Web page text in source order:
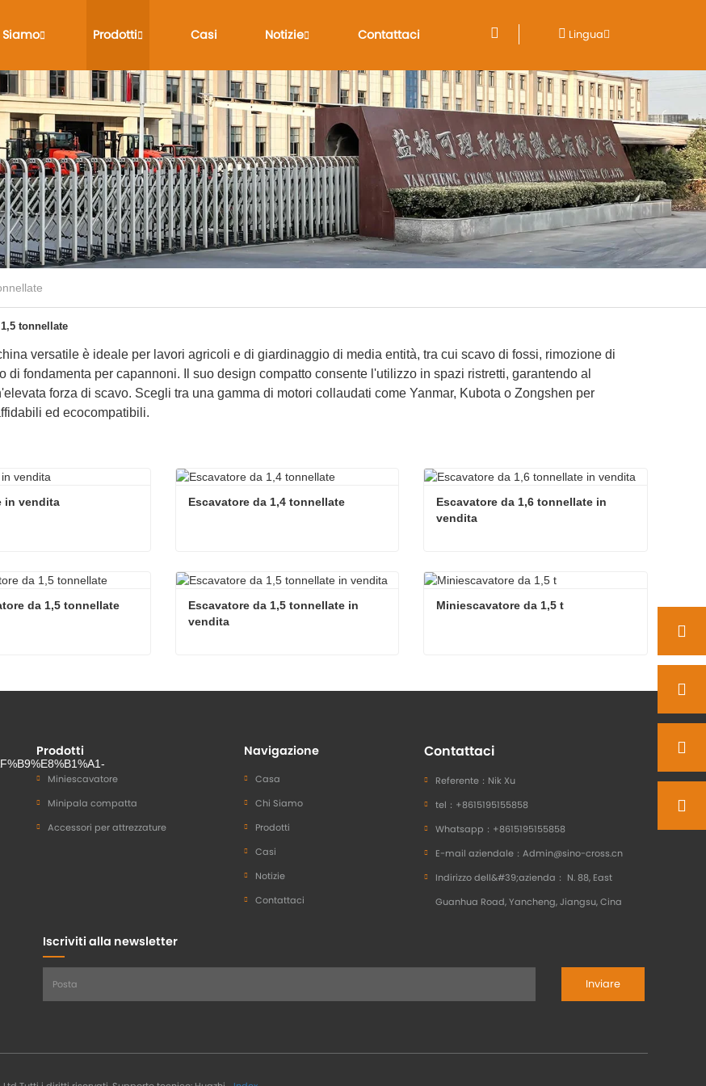
Prodotti Casi Notizie Contattaci Lingua
tonnellate
versatile è ideale per lavori agricoli e di giardinaggio di media entità, tra cui scavo di fossi, rimozione di
di fondamenta per capannoni. Il suo design compatto consente l'utilizzo in spazi ristretti, garantendo al
forza di scavo. Scegli tra una gamma di motori collaudati come Yanmar, Kubota o Zongshen per
ed ecocompatibili.
in vendita
vendita
Escavatore da 1,4 tonnellate
Escavatore da 1,4 tonnellate
Escavatore da 1,6 tonnellate in
vendita
da 1,5 tonnellate
Escavatore da 1,5 tonnellate in
vendita
Contatta ora
Miniescavatore da 1,5 t
Contatta ora
Prodotti
Miniescavatore
Minipala compatta
Accessori per attrezzature
Navigazione
Casa
Chi Siamo
Prodotti
Casi
Notizie
Contattaci
Contattaci
Referente： Nik Xu
tel： +8615195155858
Whatsapp： +8615195155858
E-mail aziendale： Admin@sino-cross.cn
Indirizzo dell&#39;azienda： N. 88, East
Guanhua Road, Yancheng, Jiangsu, Cina
Iscriviti alla newsletter
Inviare